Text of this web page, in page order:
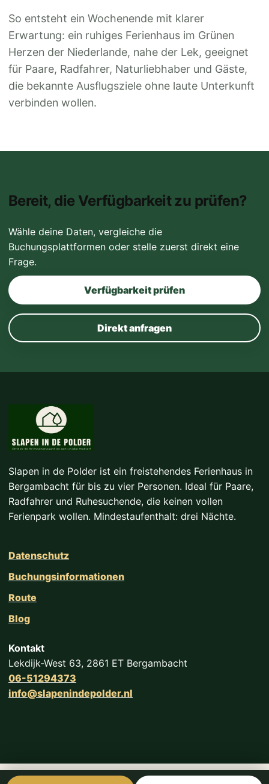
So entsteht ein Wochenende mit klarer
Erwartung: ein ruhiges Ferienhaus im Grünen
Herzen der Niederlande, nahe der Lek, geeignet
für Paare, Radfahrer, Naturliebhaber und Gäste,
die bekannte Ausflugsziele ohne laute Unterkunft
verbinden wollen.
Bereit, die Verfügbarkeit zu prüfen?
Wähle deine Daten, vergleiche die
Buchungsplattformen oder stelle zuerst direkt eine
Frage.
Verfügbarkeit prüfen
Direkt anfragen
Slapen in de Polder ist ein freistehendes Ferienhaus in
Bergambacht für bis zu vier Personen. Ideal für Paare,
Radfahrer und Ruhesuchende, die keinen vollen
Ferienpark wollen. Mindestaufenthalt: drei Nächte.
Datenschutz
Buchungsinformationen
Route
Blog
Kontakt
Lekdijk-West 63, 2861 ET Bergambacht
06-51294373
info@slapenindepolder.nl